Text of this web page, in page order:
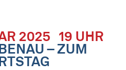
2025 19 UHR
– ZUM